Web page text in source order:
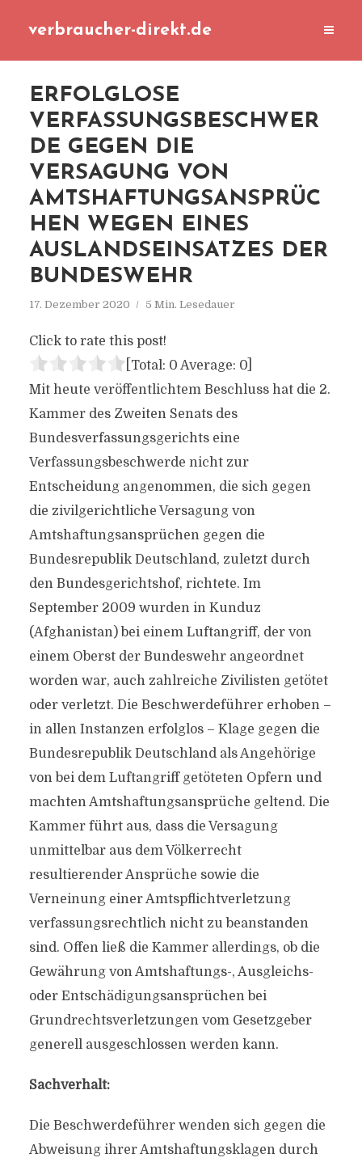
verbraucher-direkt.de
ERFOLGLOSE
VERFASSUNGSBESCHWER
DE GEGEN DIE
VERSAGUNG VON
AMTSHAFTUNGSANSPRÜC
HEN WEGEN EINES
AUSLANDSEINSATZES DER
BUNDESWEHR
17. Dezember 2020 5 Min. Lesedauer
Click to rate this post!
[Total: 0 Average: 0]
Mit heute veröffentlichtem Beschluss hat die 2.
Kammer des Zweiten Senats des
Bundesverfassungsgerichts eine
Verfassungsbeschwerde nicht zur
Entscheidung angenommen, die sich gegen
die zivilgerichtliche Versagung von
Amtshaftungsansprüchen gegen die
Bundesrepublik Deutschland, zuletzt durch
den Bundesgerichtshof, richtete. Im
September 2009 wurden in Kunduz
(Afghanistan) bei einem Luftangriff, der von
einem Oberst der Bundeswehr angeordnet
worden war, auch zahlreiche Zivilisten getötet
oder verletzt. Die Beschwerdeführer erhoben –
in allen Instanzen erfolglos – Klage gegen die
Bundesrepublik Deutschland als Angehörige
von bei dem Luftangriff getöteten Opfern und
machten Amtshaftungsansprüche geltend. Die
Kammer führt aus, dass die Versagung
unmittelbar aus dem Völkerrecht
resultierender Ansprüche sowie die
Verneinung einer Amtspflichtverletzung
verfassungsrechtlich nicht zu beanstanden
sind. Offen ließ die Kammer allerdings, ob die
Gewährung von Amtshaftungs-, Ausgleichs-
oder Entschädigungsansprüchen bei
Grundrechtsverletzungen vom Gesetzgeber
generell ausgeschlossen werden kann.
Sachverhalt:
Die Beschwerdeführer wenden sich gegen die
Abweisung ihrer Amtshaftungsklagen durch